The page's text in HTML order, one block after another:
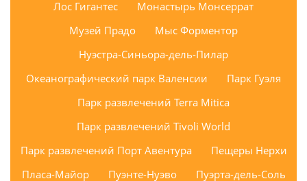
Лос Гигантес
Монастырь Монсеррат
Музей Прадо
Мыс Форментор
Нуэстра-Синьора-дель-Пилар
Океанографический парк Валенсии
Парк Гуэля
Парк развлечений Terra Mitica
Парк развлечений Tivoli World
Парк развлечений Порт Авентура
Пещеры Нерхи
Пласа-Майор
Пуэнте-Нуэво
Пуэрта-дель-Соль